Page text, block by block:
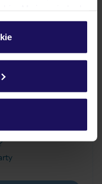
w zakładkę
znajdziesz